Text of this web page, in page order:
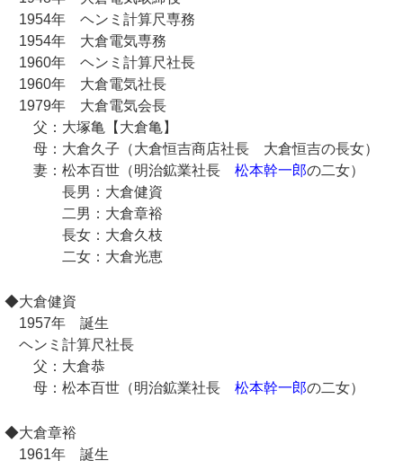
1954年 ヘンミ計算尺専務
1954年 大倉電気専務
1960年 ヘンミ計算尺社長
1960年 大倉電気社長
1979年 大倉電気会長
父：大塚亀【大倉亀】
母：大倉久子（大倉恒吉商店社長 大倉恒吉の長女）
妻：松本百世（明治鉱業社長 松本幹一郎の二女）
長男：大倉健資
二男：大倉章裕
長女：大倉久枝
二女：大倉光恵
◆大倉健資
1957年 誕生
ヘンミ計算尺社長
父：大倉恭
母：松本百世（明治鉱業社長 松本幹一郎の二女）
◆大倉章裕
1961年 誕生